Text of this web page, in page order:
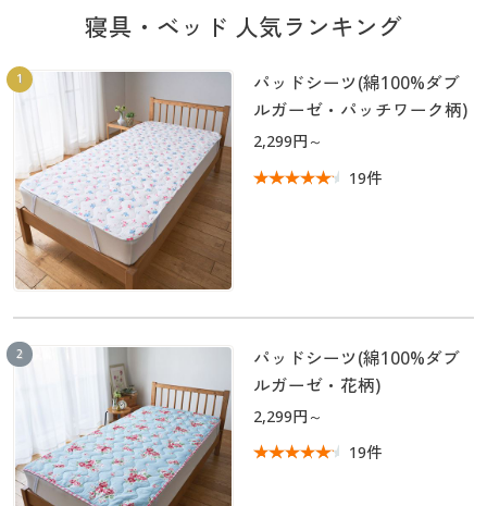
カーテン・ラグ・ファブリック
制服・学生服
ジュニア・ティーンズ下着
大きいサイズ通販すべて
大きいサイズ レディース服
大きいサイズ レディース下着
大きいサイズ メンズ
大きいサイズ 事務・制服
バーゲン
バーゲンセール
シークレットセール
詳細検索
商品カテゴリ一覧
カタログ
カタログ・チラシからのご注文
デジタルカタログ
カタログ無料プレゼント
会員メニュー
マイページ
ジュニア・ティーンズ下着
大きいサイズ レディース服
大きいサイズ レディース下着
大きいサイズ メンズ
大きいサイズ 事務・制服
バーゲンセール
シークレットセール
詳細検索
商品カテゴリ一覧
カタログ
カタログ・チラシからのご注文
デジタルカタログ
会員メニュー
マイページ
閲覧履歴
寝具・ベッド 人気ランキング
1
パッドシーツ(綿100%ダブ
ルガーゼ・パッチワーク柄)
2,299円～
19件
2
パッドシーツ(綿100%ダブ
ルガーゼ・花柄)
2,299円～
19件